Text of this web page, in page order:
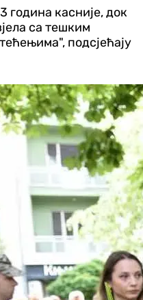
година касније, док
са тешким
подсјећају